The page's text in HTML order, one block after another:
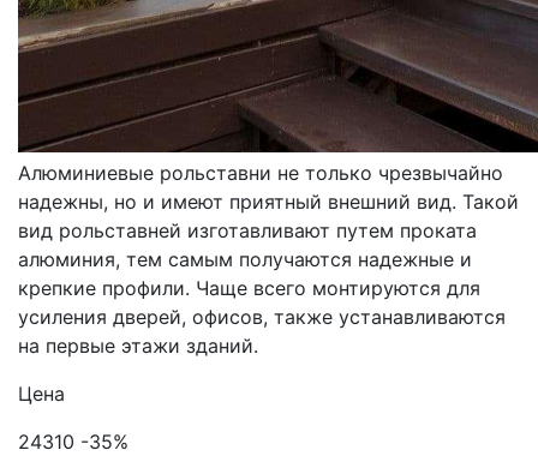
РОЛЬСТАВНИ
АЛЮМИНИЕВЫЕ
Алюминиевые рольставни не только чрезвычайно
надежны, но и имеют приятный внешний вид. Такой
вид рольставней изготавливают путем проката
алюминия, тем самым получаются надежные и
крепкие профили. Чаще всего монтируются для
усиления дверей, офисов, также устанавливаются
на первые этажи зданий.
Цена
24310 -35%